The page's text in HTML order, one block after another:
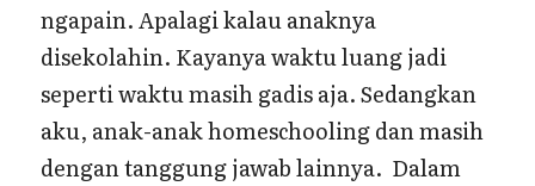
ngapain. Apalagi kalau anaknya
disekolahin. Kayanya waktu luang jadi
seperti waktu masih gadis aja. Sedangkan
aku, anak-anak homeschooling dan masih
dengan tanggung jawab lainnya. Dalam